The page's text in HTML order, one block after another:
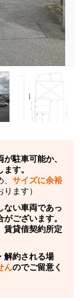
駐車可能か、
す。
サイズに余裕
ます）
ない車両であっ
ございます。
賃貸借契約所定
解約される場
んのでご留意く